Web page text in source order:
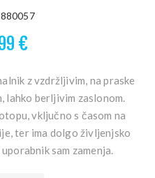
€
z vzdržljivim, na praske
lahko berljivim zaslonom.
vključno s časom na
ter ima dolgo življenjsko
sam zamenja.